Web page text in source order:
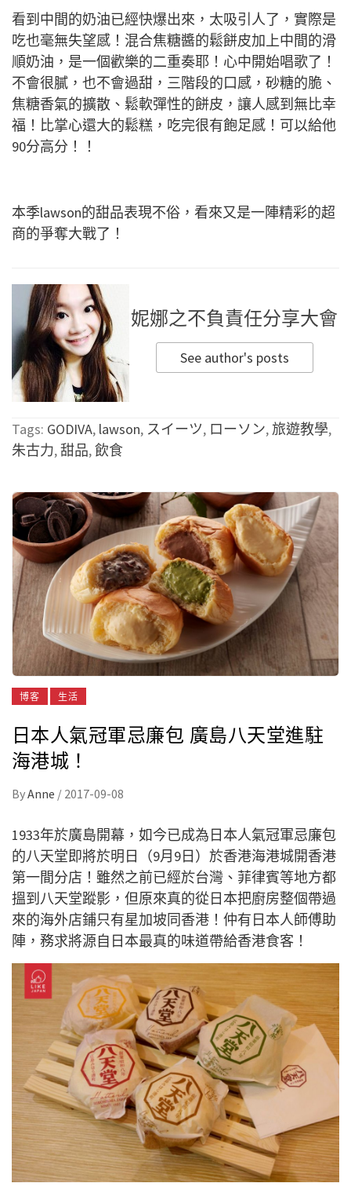
看到中間的奶油已經快爆出來，太吸引人了，實際是
吃也毫無失望感！混合焦糖醬的鬆餅皮加上中間的滑
順奶油，是一個歡樂的二重奏耶！心中開始唱歌了！
不會很膩，也不會過甜，三階段的口感，砂糖的脆、
焦糖香氣的擴散、鬆軟彈性的餅皮，讓人感到無比幸
福！比掌心還大的鬆糕，吃完很有飽足感！可以給他
90分高分！！
本季lawson的甜品表現不俗，看來又是一陣精彩的超
商的爭奪大戰了！
妮娜之不負責任分享大會
See author's posts
Tags: GODIVA, lawson, スイーツ, ローソン, 旅遊教學,
朱古力,甜品,飲食
博客 生活
日本人氣冠軍忌廉包 廣島八天堂進駐
海港城！
ByAnne / 2017-09-08
1933年於廣島開幕，如今已成為日本人氣冠軍忌廉包
的八天堂即將於明日（9月9日）於香港海港城開香港
第一間分店！雖然之前已經於台灣、菲律賓等地方都
搵到八天堂蹤影，但原來真的從日本把廚房整個帶過
來的海外店鋪只有星加坡同香港！仲有日本人師傅助
陣，務求將源自日本最真的味道帶給香港食客！